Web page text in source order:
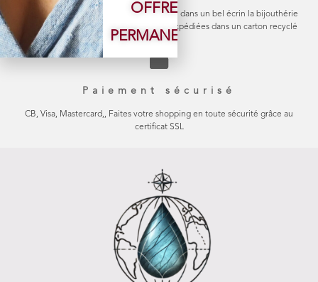
Chaque bijou est soigneusement emballé dans un bel écrin la bijouthérie
en carton naturel Les commandes sont expédiées dans un carton recyclé
Paiement sécurisé
CB, Visa, Mastercard,, Faites votre shopping en toute sécurité grâce au
certificat SSL
OFFRE
PERMANENTE